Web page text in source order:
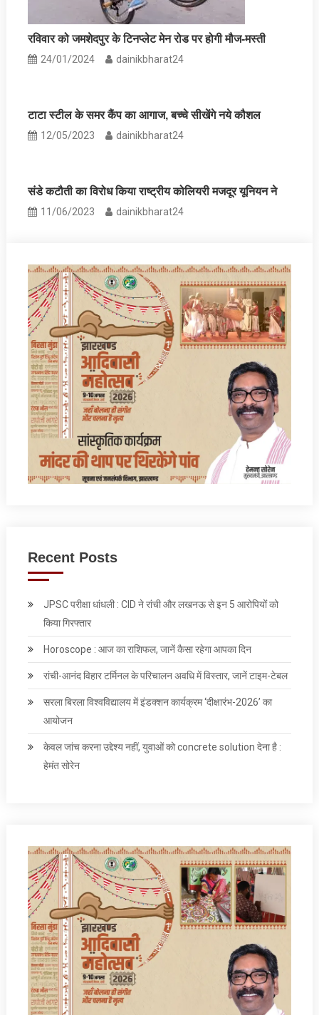
रविवार को जमशेदपुर के टिनप्‍लेट मेन रोड पर होगी मौज-मस्‍ती
24/01/2024 dainikbharat24
टाटा स्टील के समर कैंप का आगाज, बच्‍चे सीखेंगे नये कौशल
12/05/2023 dainikbharat24
संडे कटौती का विरोध किया राष्‍ट्रीय कोलियरी मजदूर यूनियन ने
11/06/2023 dainikbharat24
Recent Posts
JPSC परीक्षा धांधली : CID ने रांची और लखनऊ से इन 5 आरोपियों को
किया गिरफ्तार
Horoscope : आज का राशिफल, जानें कैसा रहेगा आपका दिन
रांची-आनंद विहार टर्मिनल के परिचालन अवधि में विस्तार, जानें टाइम-टेबल
सरला बिरला विश्वविद्यालय में इंडक्शन कार्यक्रम ‘दीक्षारंभ-2026’ का
आयोजन
केवल जांच करना उद्देश्‍य नहीं, युवाओं को concrete solution देना है :
हेमंत सोरेन